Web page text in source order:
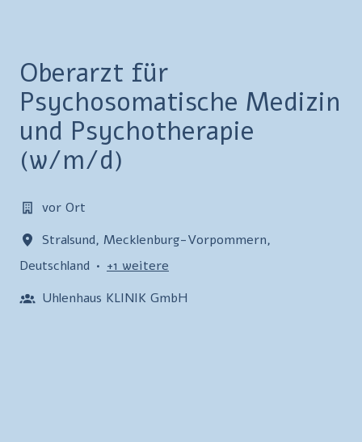
Oberarzt für
Psychosomatische Medizin
und Psychotherapie
(w/m/d)
vor Ort
Stralsund, Mecklenburg-Vorpommern,
Deutschland • +1 weitere
Uhlenhaus KLINIK GmbH